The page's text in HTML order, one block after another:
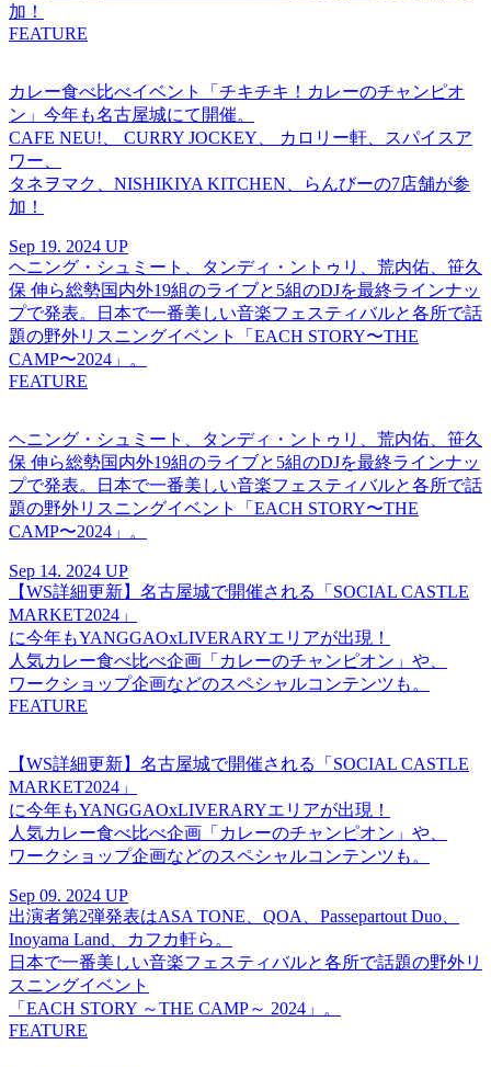
加！
FEATURE
カレー食べ比べイベント「チキチキ！カレーのチャンピオ
ン」今年も名古屋城にて開催。
CAFE NEU!、 CURRY JOCKEY、 カロリー軒、スパイスア
ワー、
タネヲマク、NISHIKIYA KITCHEN、らんびーの7店舗が参
加！
Sep 19. 2024 UP
ヘニング・シュミート、タンディ・ントゥリ、荒内佑、笹久
保 伸ら総勢国内外19組のライブと5組のDJを最終ラインナッ
プで発表。日本で一番美しい音楽フェスティバルと各所で話
題の野外リスニングイベント「EACH STORY〜THE
CAMP〜2024」。
FEATURE
ヘニング・シュミート、タンディ・ントゥリ、荒内佑、笹久
保 伸ら総勢国内外19組のライブと5組のDJを最終ラインナッ
プで発表。日本で一番美しい音楽フェスティバルと各所で話
題の野外リスニングイベント「EACH STORY〜THE
CAMP〜2024」。
Sep 14. 2024 UP
【WS詳細更新】名古屋城で開催される「SOCIAL CASTLE
MARKET2024」
に今年もYANGGAOxLIVERARYエリアが出現！
人気カレー食べ比べ企画「カレーのチャンピオン」や、
ワークショップ企画などのスペシャルコンテンツも。
FEATURE
【WS詳細更新】名古屋城で開催される「SOCIAL CASTLE
MARKET2024」
に今年もYANGGAOxLIVERARYエリアが出現！
人気カレー食べ比べ企画「カレーのチャンピオン」や、
ワークショップ企画などのスペシャルコンテンツも。
Sep 09. 2024 UP
出演者第2弾発表はASA TONE、QOA、Passepartout Duo、
Inoyama Land、カフカ軒ら。
日本で一番美しい音楽フェスティバルと各所で話題の野外リ
スニングイベント
「EACH STORY ～THE CAMP～ 2024」。
FEATURE